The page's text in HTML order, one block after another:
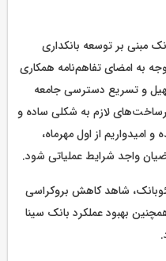
مبنی بر توسعه بانکداری
به امضای تفاهم‌نامه همکاری
و تسریع دسترسی جامعه
لازم به شکلی ساده و
امیدواریم از اول مهرماه،
واجد شرایط عملیاتی شود.
شاهد کاهش بروکراسی
بهبود عملکرد بانک سینا